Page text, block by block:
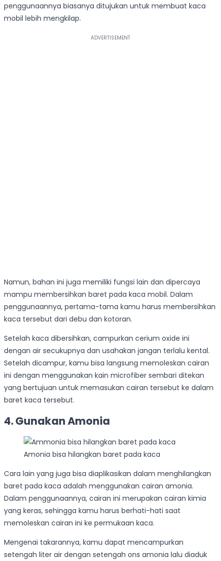
penggunaannya biasanya ditujukan untuk membuat kaca
mobil lebih mengkilap.
Namun, bahan ini juga memiliki fungsi lain dan dipercaya
mampu membersihkan baret pada kaca mobil. Dalam
penggunaannya, pertama-tama kamu harus membersihkan
kaca tersebut dari debu dan kotoran.
Setelah kaca dibersihkan, campurkan cerium oxide ini
dengan air secukupnya dan usahakan jangan terlalu kental.
Setelah dicampur, kamu bisa langsung memoleskan cairan
ini dengan menggunakan kain microfiber sembari ditekan
yang bertujuan untuk memasukan cairan tersebut ke dalam
baret kaca tersebut.
4. Gunakan Amonia
Amonia bisa hilangkan baret pada kaca
Cara lain yang juga bisa diaplikasikan dalam menghilangkan
baret pada kaca adalah menggunakan cairan amonia.
Dalam penggunaannya, cairan ini merupakan cairan kimia
yang keras, sehingga kamu harus berhati-hati saat
memoleskan cairan ini ke permukaan kaca.
Mengenai takarannya, kamu dapat mencampurkan
setengah liter air dengan setengah ons amonia lalu diaduk